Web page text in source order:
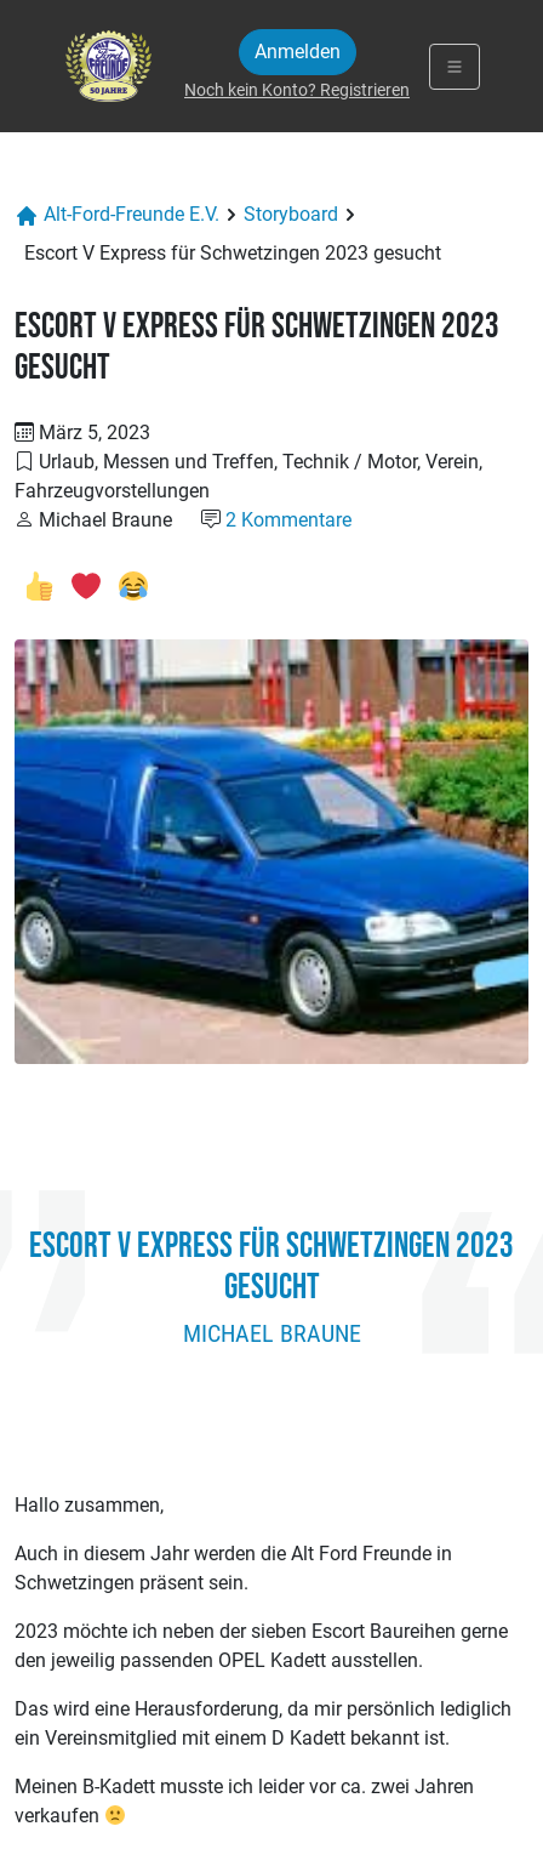
Anmelden
Noch kein Konto? Registrieren
Alt-Ford-Freunde E.V.
Storyboard
Escort V Express für Schwetzingen 2023 gesucht
Escort V Express für Schwetzingen 2023
gesucht
März 5, 2023
Urlaub, Messen und Treffen, Technik / Motor, Verein,
Fahrzeugvorstellungen
Michael Braune
2 Kommentare
ESCORT V EXPRESS FÜR SCHWETZINGEN 2023
GESUCHT
MICHAEL BRAUNE
Hallo zusammen,
Auch in diesem Jahr werden die Alt Ford Freunde in
Schwetzingen präsent sein.
2023 möchte ich neben der sieben Escort Baureihen gerne
den jeweilig passenden OPEL Kadett ausstellen.
Das wird eine Herausforderung, da mir persönlich lediglich
ein Vereinsmitglied mit einem D Kadett bekannt ist.
Meinen B-Kadett musste ich leider vor ca. zwei Jahren
verkaufen